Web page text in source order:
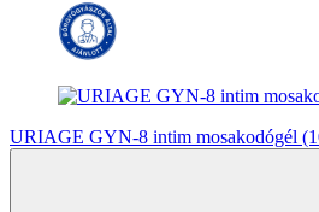
URIAGE GYN-8 intim mosakodógél